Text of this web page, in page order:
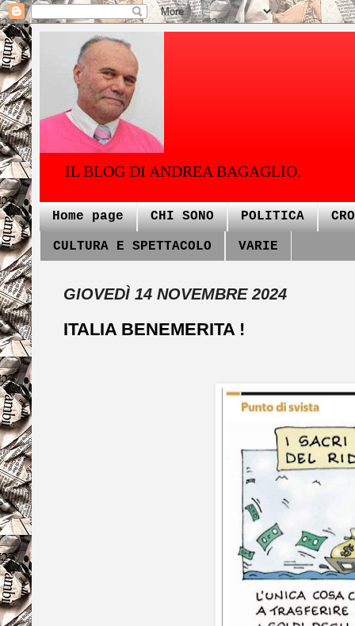
IL BLOG DI ANDREA BAGAGLIO.
Home page CHI SONO POLITICA
CULTURA E SPETTACOLO VARIE
GIOVEDÌ 14 NOVEMBRE 2024
ITALIA BENEMERITA !